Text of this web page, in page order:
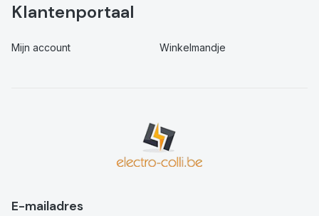
Klantenportaal
Mijn account Winkelmandje
E-mailadres